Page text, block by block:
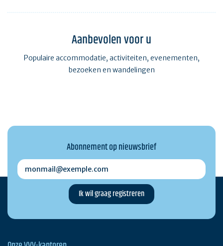
Aanbevolen voor u
Populaire accommodatie, activiteiten, evenementen,
bezoeken en wandelingen
Abonnement op nieuwsbrief
monmail@exemple.com